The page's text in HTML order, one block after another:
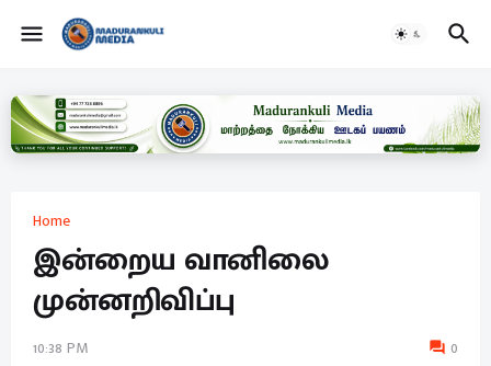
Home
இன்றைய வானிலை
முன்னறிவிப்பு
10:38 PM 0